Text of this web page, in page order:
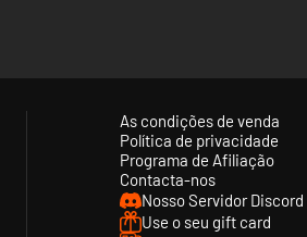
As condições de venda
Política de privacidade
Programa de Afiliação
Contacta-nos
Nosso Servidor Discord
Use o seu gift card